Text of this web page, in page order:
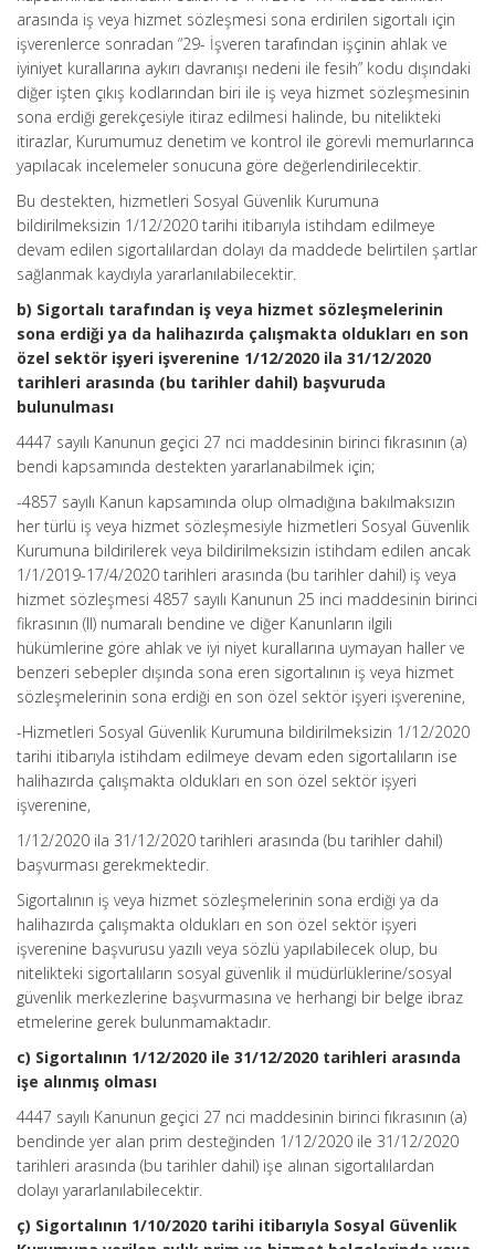
arasında iş veya hizmet sözleşmesi sona erdirilen sigortalı için
işverenlerce sonradan “29- İşveren tarafından işçinin ahlak ve
iyiniyet kurallarına aykırı davranışı nedeni ile fesih” kodu dışındaki
diğer işten çıkış kodlarından biri ile iş veya hizmet sözleşmesinin
sona erdiği gerekçesiyle itiraz edilmesi halinde, bu nitelikteki
itirazlar, Kurumumuz denetim ve kontrol ile görevli memurlarınca
yapılacak incelemeler sonucuna göre değerlendirilecektir.
Bu destekten, hizmetleri Sosyal Güvenlik Kurumuna
bildirilmeksizin 1/12/2020 tarihi itibarıyla istihdam edilmeye
devam edilen sigortalılardan dolayı da maddede belirtilen şartlar
sağlanmak kaydıyla yararlanılabilecektir.
b) Sigortalı tarafından iş veya hizmet sözleşmelerinin
sona erdiği ya da halihazırda çalışmakta oldukları en son
özel sektör işyeri işverenine 1/12/2020 ila 31/12/2020
tarihleri arasında (bu tarihler dahil) başvuruda
bulunulması
4447 sayılı Kanunun geçici 27 nci maddesinin birinci fıkrasının (a)
bendi kapsamında destekten yararlanabilmek için;
-4857 sayılı Kanun kapsamında olup olmadığına bakılmaksızın
her türlü iş veya hizmet sözleşmesiyle hizmetleri Sosyal Güvenlik
Kurumuna bildirilerek veya bildirilmeksizin istihdam edilen ancak
1/1/2019-17/4/2020 tarihleri arasında (bu tarihler dahil) iş veya
hizmet sözleşmesi 4857 sayılı Kanunun 25 inci maddesinin birinci
fikrasının (II) numaralı bendine ve diğer Kanunların ilgili
hükümlerine göre ahlak ve iyi niyet kurallarına uymayan haller ve
benzeri sebepler dışında sona eren sigortalının iş veya hizmet
sözleşmelerinin sona erdiği en son özel sektör işyeri işverenine,
-Hizmetleri Sosyal Güvenlik Kurumuna bildirilmeksizin 1/12/2020
tarihi itibarıyla istihdam edilmeye devam eden sigortalıların ise
halihazırda çalışmakta oldukları en son özel sektör işyeri
işverenine,
1/12/2020 ila 31/12/2020 tarihleri arasında (bu tarihler dahil)
başvurması gerekmektedir.
Sigortalının iş veya hizmet sözleşmelerinin sona erdiği ya da
halihazırda çalışmakta oldukları en son özel sektör işyeri
işverenine başvurusu yazılı veya sözlü yapılabilecek olup, bu
nitelikteki sigortalıların sosyal güvenlik il müdürlüklerine/sosyal
güvenlik merkezlerine başvurmasına ve herhangi bir belge ibraz
etmelerine gerek bulunmamaktadır.
c) Sigortalının 1/12/2020 ile 31/12/2020 tarihleri arasında
işe alınmış olması
4447 sayılı Kanunun geçici 27 nci maddesinin birinci fıkrasının (a)
bendinde yer alan prim desteğinden 1/12/2020 ile 31/12/2020
tarihleri arasında (bu tarihler dahil) işe alınan sigortalılardan
dolayı yararlanılabilecektir.
ç) Sigortalının 1/10/2020 tarihi itibarıyla Sosyal Güvenlik